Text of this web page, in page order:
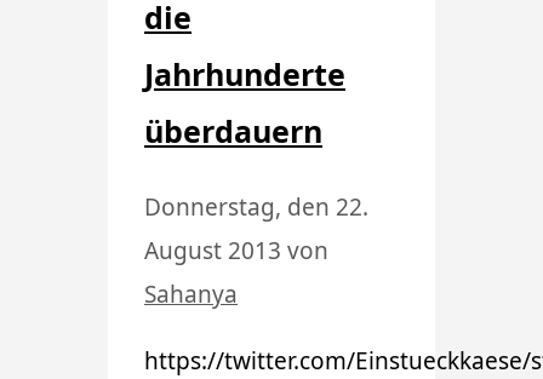
die
Jahrhunderte
überdauern
Donnerstag, den 22.
August 2013 von
Sahanya
https://twitter.com/Einstueckkaese/